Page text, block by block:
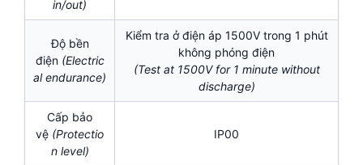
in/out)
Độ bền
điện (Electric
al endurance)
Kiểm tra ở điện áp 1500V trong 1 phút
không phóng điện
(Test at 1500V for 1 minute without
discharge)
Cấp bảo
vệ (Protectio
n level)
IP00